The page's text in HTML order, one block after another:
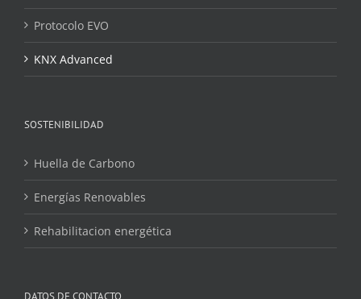
Protocolo EVO
KNX Advanced
SOSTENIBILIDAD
Huella de Carbono
Energías Renovables
Rehabilitacion energética
DATOS DE CONTACTO